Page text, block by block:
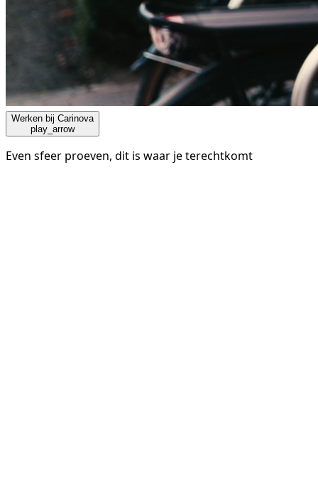
Werken bij Carinova
play_arrow
Even sfeer proeven, dit is waar je terechtkomt